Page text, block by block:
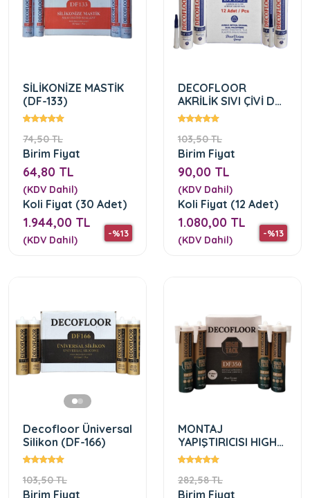
SİLİKONİZE MASTİK
(DF-133)
74,50 TL
-%13
Birim Fiyat
64,80 TL
(KDV Dahil)
Koli Fiyat (30 Adet)
1.944,00 TL
(KDV Dahil)
DECOFLOOR
AKRİLİK SIVI ÇİVİ DF-
150 MAX
103,50 TL
-%13
Birim Fiyat
90,00 TL
(KDV Dahil)
Koli Fiyat (12 Adet)
1.080,00 TL
(KDV Dahil)
Decofloor Üniversal
Silikon (DF-166)
103,50 TL
Birim Fiyat
MONTAJ
YAPIŞTIRICISI HIGH
TACK (DF-350)
282,58 TL
Birim Fiyat